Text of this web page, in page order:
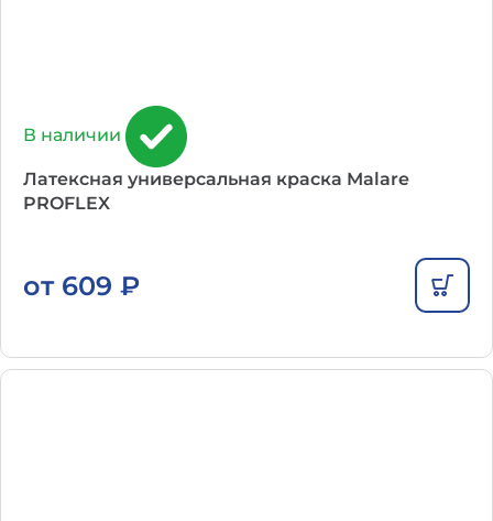
В наличии
Латексная универсальная краска Malare
PROFLEX
от 609 ₽